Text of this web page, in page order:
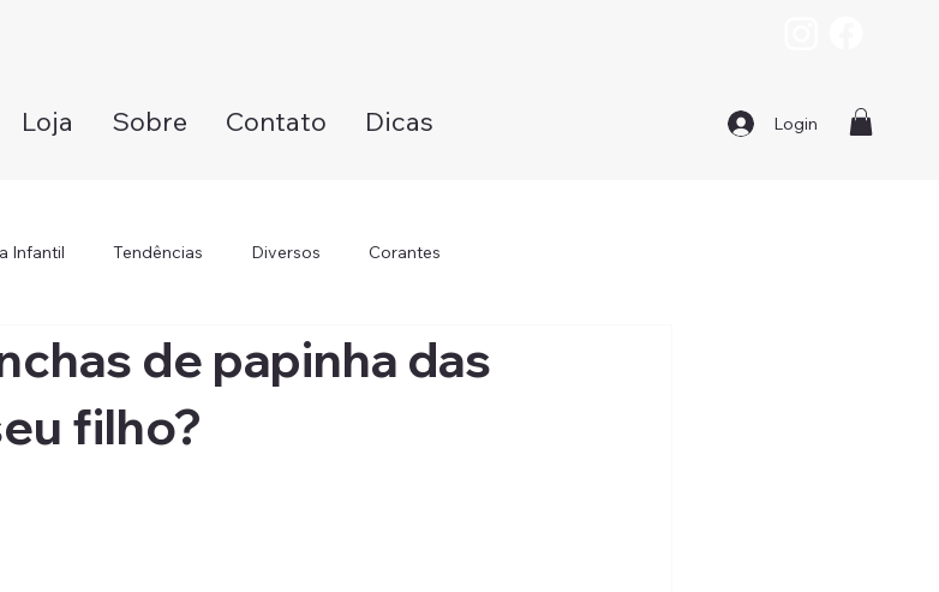
Loja Sobre Contato Dicas Login
Infantil Tendências Diversos Corantes
de papinha das
filho?